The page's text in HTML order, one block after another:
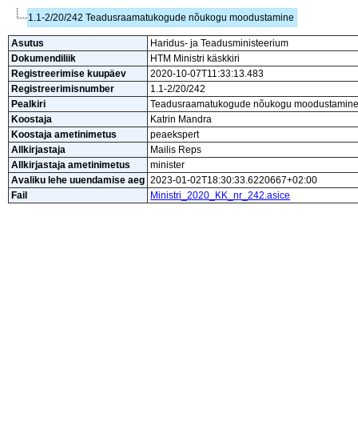
1.1-2/20/242 Teadusraamatukogude nõukogu moodustamine
Asutus
Haridus- ja Teadusministeerium
Dokumendiliik
HTM Ministri käskkiri
Registreerimise kuupäev
2020-10-07T11:33:13.483
Registreerimisnumber
1.1-2/20/242
Pealkiri
Teadusraamatukogude nõukogu moodustamine
Koostaja
Katrin Mandra
Koostaja ametinimetus
peaekspert
Allkirjastaja
Mailis Reps
Allkirjastaja ametinimetus
minister
Avaliku lehe uuendamise aeg 2023-01-02T18:30:33.6220667+02:00
Fail
Ministri_2020_KK_nr_242.asice